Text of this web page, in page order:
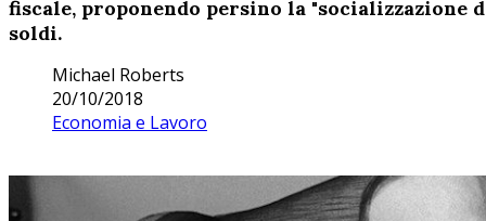
fiscale, proponendo persino la
soldi.
Michael Roberts
20/10/2018
Economia e Lavoro